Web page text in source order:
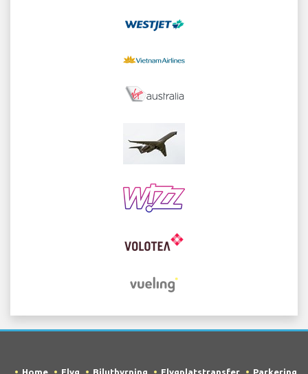
Home Flyg Biluthyrning Flygplatstransfer Parkering